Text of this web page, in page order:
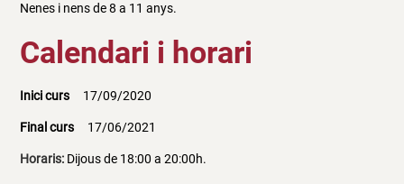
Nenes i nens de 8 a 11 anys.
Calendari i horari
Inici curs 17/09/2020
Final curs 17/06/2021
Horaris: Dijous de 18:00 a 20:00h.